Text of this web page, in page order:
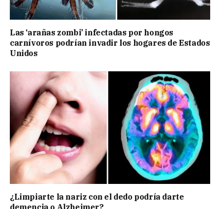
Las ‘arañas zombi’ infectadas por hongos
carnívoros podrían invadir los hogares de Estados
Unidos
¿Limpiarte la nariz con el dedo podría darte